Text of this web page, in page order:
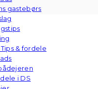
gastebørs
& fordele
i DS